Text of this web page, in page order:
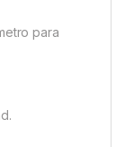
para